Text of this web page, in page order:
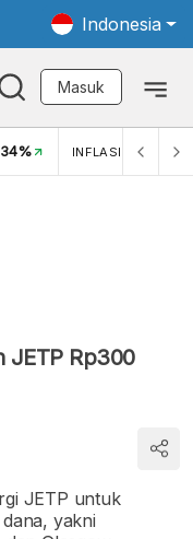
Indonesia
Masuk
INFLASI MOM
JETP Rp300
JETP untuk
yakni